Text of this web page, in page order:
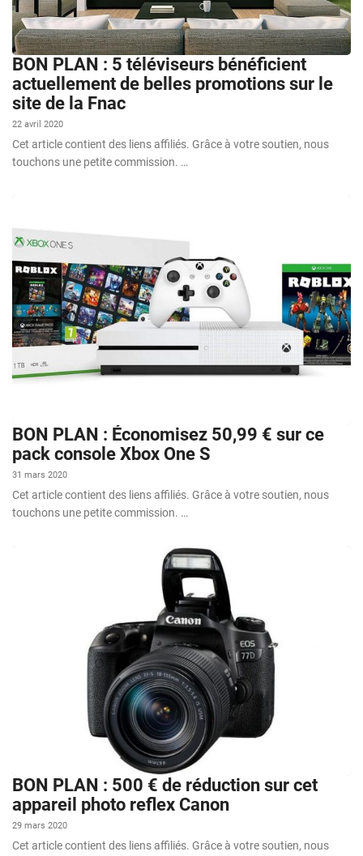
BON PLAN : 5 téléviseurs bénéficient
actuellement de belles promotions sur le
site de la Fnac
22 avril 2020
Cet article contient des liens affiliés. Grâce à votre soutien, nous
touchons une petite commission. …
BON PLAN : Économisez 50,99 € sur ce
pack console Xbox One S
31 mars 2020
Cet article contient des liens affiliés. Grâce à votre soutien, nous
touchons une petite commission. …
BON PLAN : 500 € de réduction sur cet
appareil photo reflex Canon
29 mars 2020
Cet article contient des liens affiliés. Grâce à votre soutien, nous